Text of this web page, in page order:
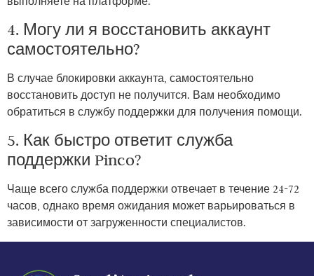
4. Могу ли я восстановить аккаунт
самостоятельно?
В случае блокировки аккаунта, самостоятельно
восстановить доступ не получится. Вам необходимо
обратиться в службу поддержки для получения помощи.
5. Как быстро ответит служба
поддержки Pinco?
Чаще всего служба поддержки отвечает в течение 24-72
часов, однако время ожидания может варьироваться в
зависимости от загруженности специалистов.